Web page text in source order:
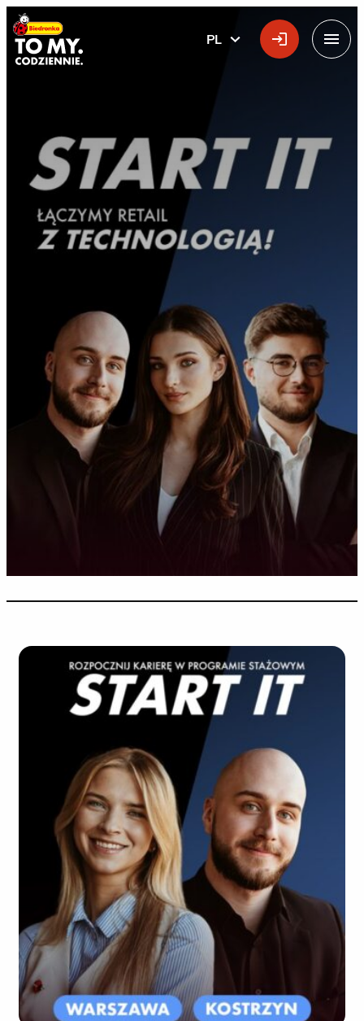
Główne logo
PL
POLSKI